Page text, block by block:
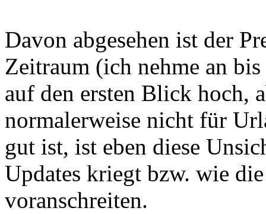
Davon abgesehen ist der
Zeitraum (ich nehme an
auf den ersten Blick hoch,
normalerweise nicht für
gut ist, ist eben diese
Updates kriegt bzw. wie
voranschreiten.